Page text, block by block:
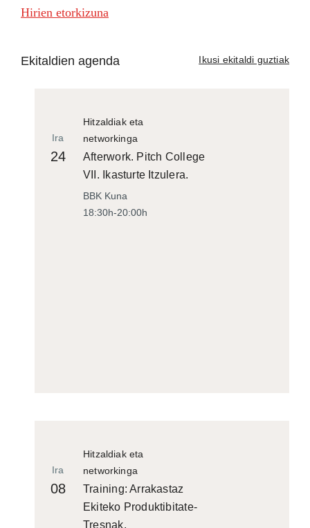
Hirien etorkizuna
Ekitaldien agenda Ikusi ekitaldi guztiak
Hitzaldiak eta
networkinga
Ira
24
Afterwork. Pitch College
VII. Ikasturte Itzulera.
BBK Kuna
18:30h-20:00h
Hitzaldiak eta
networkinga
Ira
08
Training: Arrakastaz
Ekiteko Produktibitate-
Tresnak.